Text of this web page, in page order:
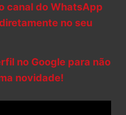
canal do WhatsApp
no seu
no Google para não
novidade!